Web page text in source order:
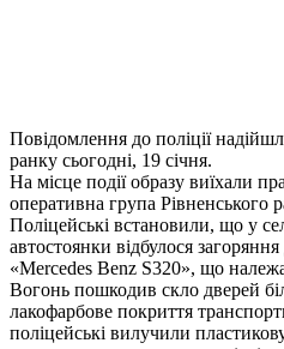
Повідомлення до поліції
ранку сьогодні, 19 січня.
На місце події образу виїхали
оперативна група Рівненського
Поліцейські встановили, що у
автостоянки відбулося
«Mercedes Benz S320», що
Вогонь пошкодив скло дверей
лакофарбове покриття
поліцейські вилучили